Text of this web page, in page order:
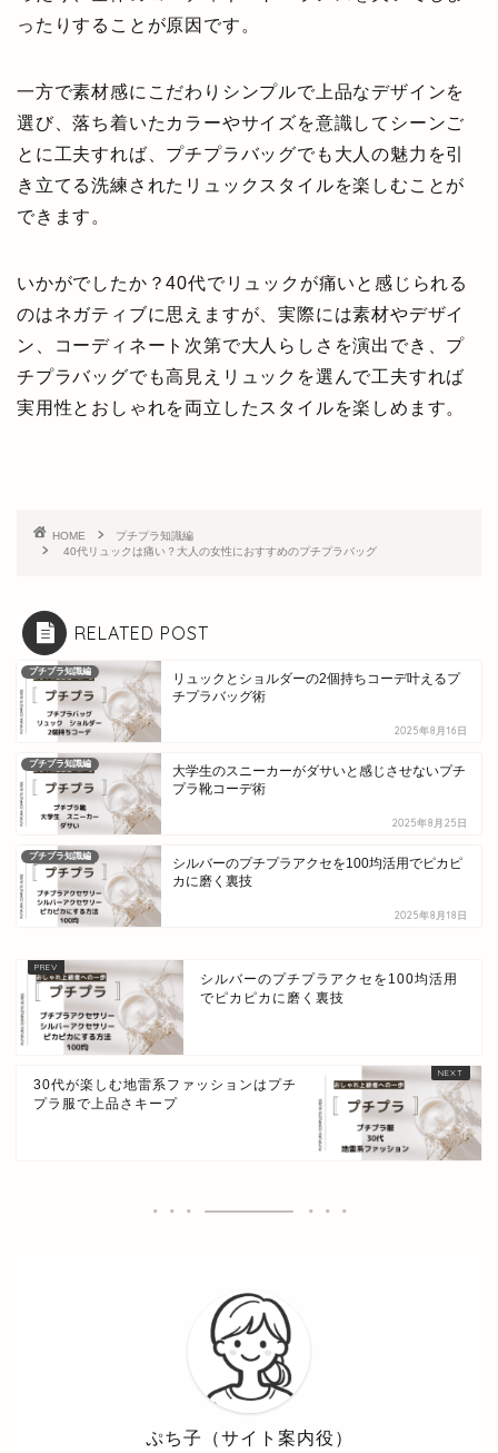
ったりすることが原因です。
一方で素材感にこだわりシンプルで上品なデザインを
選び、落ち着いたカラーやサイズを意識してシーンご
とに工夫すれば、プチプラバッグでも大人の魅力を引
き立てる洗練されたリュックスタイルを楽しむことが
できます。
いかがでしたか？40代でリュックが痛いと感じられる
のはネガティブに思えますが、実際には素材やデザイ
ン、コーディネート次第で大人らしさを演出でき、プ
チプラバッグでも高見えリュックを選んで工夫すれば
実用性とおしゃれを両立したスタイルを楽しめます。
HOME
プチプラ知識編
40代リュックは痛い？大人の女性におすすめのプチプラバッグ
RELATED POST
プチプラ知識編
リュックとショルダーの2個持ちコーデ叶えるプ
チプラバッグ術
2025年8月16日
プチプラ知識編
大学生のスニーカーがダサいと感じさせないプチ
プラ靴コーデ術
2025年8月25日
プチプラ知識編
シルバーのプチプラアクセを100均活用でピカピ
カに磨く裏技
2025年8月18日
シルバーのプチプラアクセを100均活用
でピカピカに磨く裏技
30代が楽しむ地雷系ファッションはプチ
プラ服で上品さキープ
ぷち子（サイト案内役）